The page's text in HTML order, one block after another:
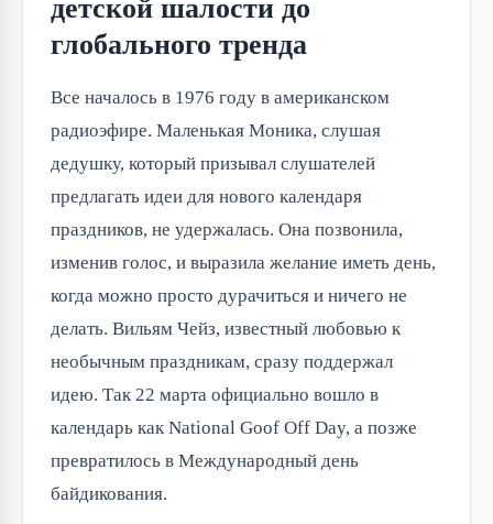
детской шалости до
глобального тренда
Все началось в 1976 году в американском
радиоэфире. Маленькая Моника, слушая
дедушку, который призывал слушателей
предлагать идеи для нового календаря
праздников, не удержалась. Она позвонила,
изменив голос, и выразила желание иметь день,
когда можно просто дурачиться и ничего не
делать. Вильям Чейз, известный любовью к
необычным праздникам, сразу поддержал
идею. Так 22 марта официально вошло в
календарь как National Goof Off Day, а позже
превратилось в Международный день
байдикования.